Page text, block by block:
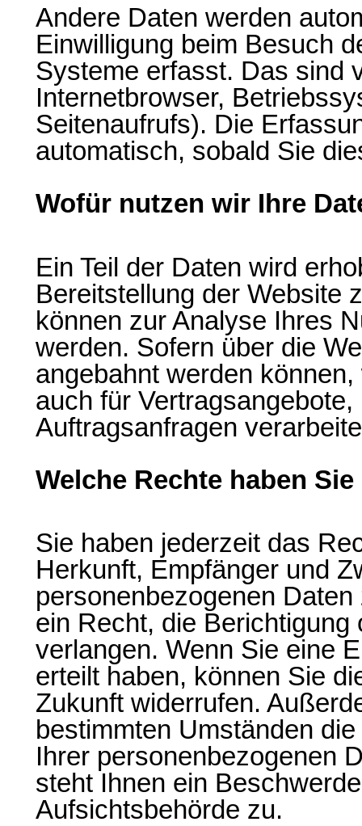
Andere Daten werden
Einwilligung beim Besuch
Systeme erfasst. Das sind
Internetbrowser,
Seitenaufrufs). Die
automatisch, sobald Sie
Wofür nutzen wir Ihre
Ein Teil der Daten wird
Bereitstellung der Website
können zur Analyse Ihres
werden. Sofern über die
angebahnt werden
auch für
Auftragsanfragen
Welche Rechte haben
Sie haben jederzeit das
Herkunft, Empfänger und
personenbezogenen
ein Recht, die
verlangen. Wenn Sie eine
erteilt haben, können Sie
Zukunft widerrufen.
bestimmten Umständen
Ihrer personenbezogenen
steht Ihnen ein
Aufsichtsbehörde zu.